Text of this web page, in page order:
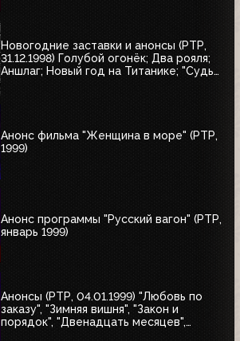
Новогодние заставки и анонсы (РТР,
31.12.1998) Голубой огонёк; Два рояля;
Аншлаг; Новый год на Титанике; "Судья
Анонс фильма "Женщина в море" (РТР,
1999)
Анонс программы "Русский вагон" (РТР,
январь 1999)
Анонсы (РТР, 04.01.1999) "Любовь по
заказу", "Зимняя вишня", "Закон и
порядок", "Двенадцать месяцев",